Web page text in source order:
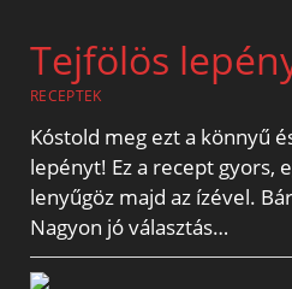
Tejfölös
RECEPTEK
Kóstold meg ezt a könnyű
lepényt! Ez a recept gyors,
lenyűgöz majd az ízével.
Nagyon jó választás…